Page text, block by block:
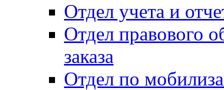
Отдел учета и
Отдел правового
заказа
Отдел по